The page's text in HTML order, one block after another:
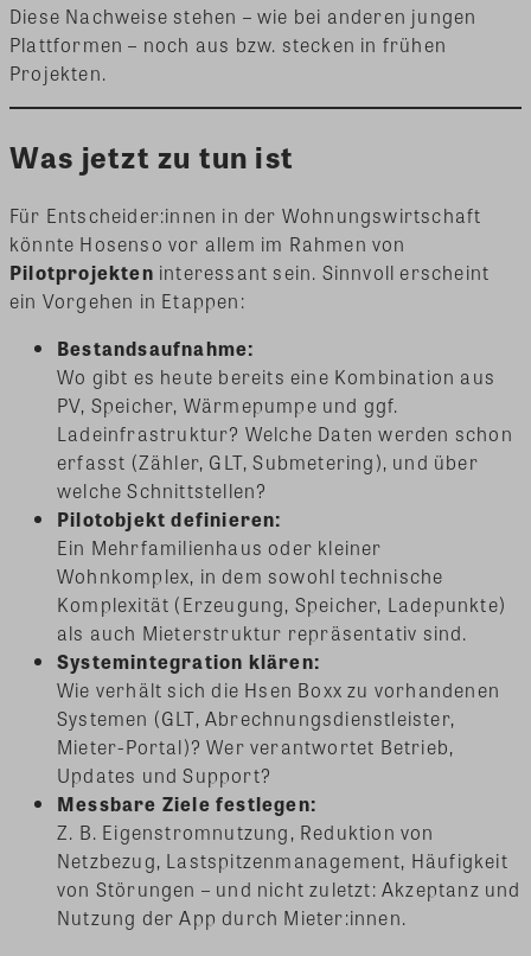
Diese Nachweise stehen – wie bei anderen jungen
Plattformen – noch aus bzw. stecken in frühen
Projekten.
Was jetzt zu tun ist
Für Entscheider:innen in der Wohnungswirtschaft
könnte Hosenso vor allem im Rahmen von
Pilotprojekten interessant sein. Sinnvoll erscheint
ein Vorgehen in Etappen:
Bestandsaufnahme:
Wo gibt es heute bereits eine Kombination aus
PV, Speicher, Wärmepumpe und ggf.
Ladeinfrastruktur? Welche Daten werden schon
erfasst (Zähler, GLT, Submetering), und über
welche Schnittstellen?
Pilotobjekt definieren:
Ein Mehrfamilienhaus oder kleiner
Wohnkomplex, in dem sowohl technische
Komplexität (Erzeugung, Speicher, Ladepunkte)
als auch Mieterstruktur repräsentativ sind.
Systemintegration klären:
Wie verhält sich die Hsen Boxx zu vorhandenen
Systemen (GLT, Abrechnungsdienstleister,
Mieter-Portal)? Wer verantwortet Betrieb,
Updates und Support?
Messbare Ziele festlegen:
Z. B. Eigenstromnutzung, Reduktion von
Netzbezug, Lastspitzenmanagement, Häufigkeit
von Störungen – und nicht zuletzt: Akzeptanz und
Nutzung der App durch Mieter:innen.